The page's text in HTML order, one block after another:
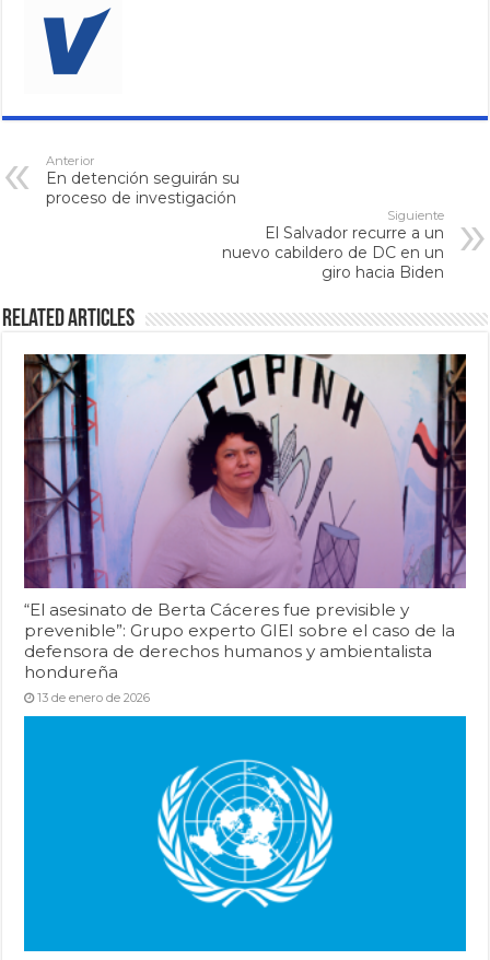
Anterior
En detención seguirán su
proceso de investigación
Siguiente
El Salvador recurre a un
nuevo cabildero de DC en un
giro hacia Biden
Related Articles
“El asesinato de Berta Cáceres fue previsible y
prevenible”: Grupo experto GIEI sobre el caso de la
defensora de derechos humanos y ambientalista
hondureña
13 de enero de 2026